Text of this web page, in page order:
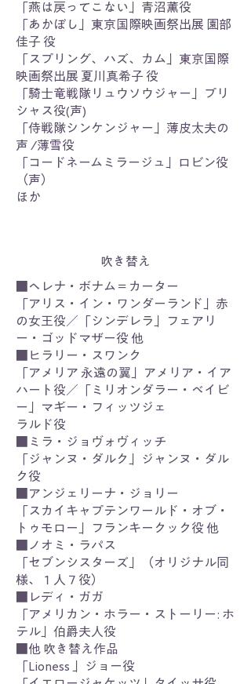
「燕は戻ってこない」青沼薫役
「あかぼし」東京国際映画祭出展 園部
佳子 役
「スプリング、ハズ、カム」東京国際
映画祭出展 夏川真希子 役
「騎士竜戦隊リュウソウジャー」プリ
シャス役(声)
「侍戦隊シンケンジャー」薄皮太夫の
声 /薄雪役
「コードネームミラージュ」ロビン役
（声）
ほか
吹き替え
■ヘレナ・ボナム＝カーター
「アリス・イン・ワンダーランド」赤
の女王役／「シンデレラ」フェアリ
ー・ゴッドマザー役 他
■ヒラリー・スワンク
「アメリア 永遠の翼」アメリア・イア
ハート役／「ミリオンダラー・ベイビ
ー」マギー・フィッツジェ
ラルド役
■ミラ・ジョヴォヴィッチ
「ジャンヌ・ダルク」ジャンヌ・ダル
ク役
■アンジェリーナ・ジョリー
「スカイキャプテンワールド・オブ・
トゥモロー」フランキークック役 他
■ノオミ・ラパス
「セブンシスターズ」（オリジナル同
様、１人７役）
■レディ・ガガ
「アメリカン・ホラー・ストーリー: ホ
テル」伯爵夫人役
■他 吹き替え作品
「Lioness 」ジョー役